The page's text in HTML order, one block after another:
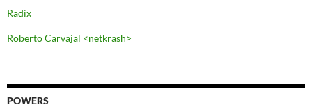
Radix
Roberto Carvajal <netkrash>
POWERS